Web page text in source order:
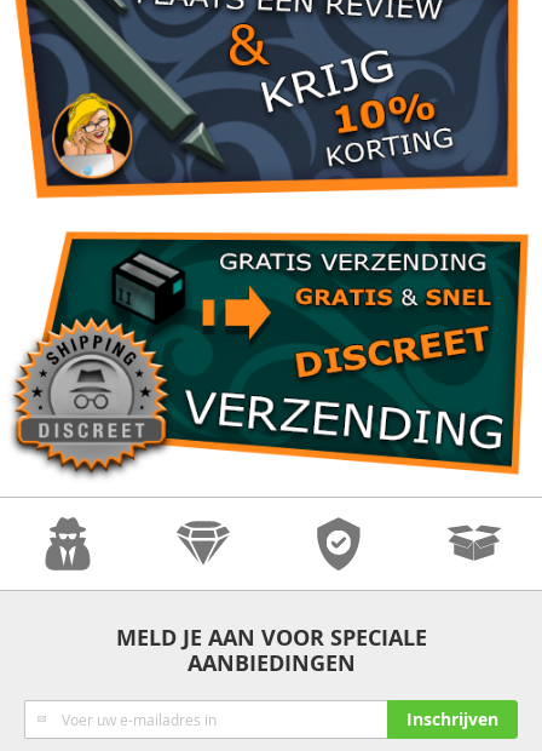
MELD JE AAN VOOR SPECIALE
AANBIEDINGEN
Abonneer
u
Inschrijven